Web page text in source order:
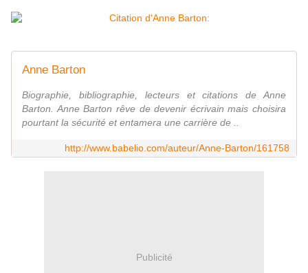
Anne Barton
Biographie, bibliographie, lecteurs et citations de Anne
Barton. Anne Barton rêve de devenir écrivain mais choisira
pourtant la sécurité et entamera une carrière de ..
http://www.babelio.com/auteur/Anne-Barton/161758
Publicité